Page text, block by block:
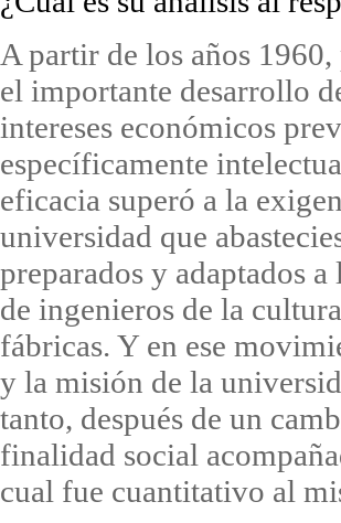
A partir de los años
el importante desarrollo
intereses económicos
específicamente
eficacia superó a la
universidad que
preparados y adaptados
de ingenieros de la
fábricas. Y en ese
y la misión de la
tanto, después de un
finalidad social
cual fue cuantitativo al